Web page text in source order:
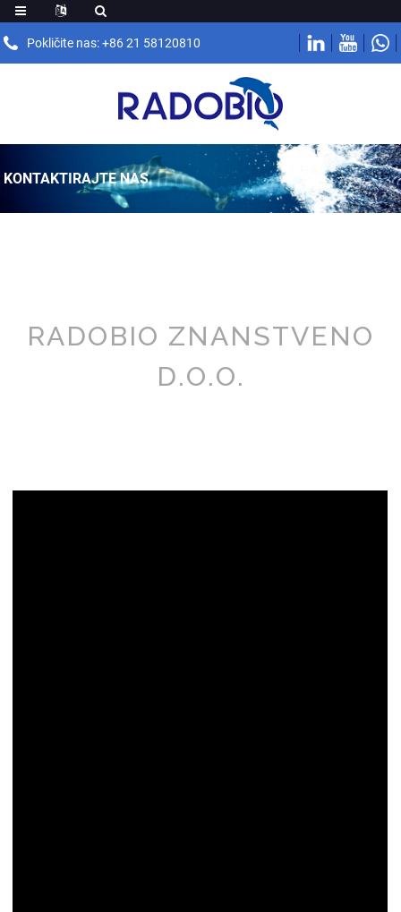
Pokličite nas: +86 21 58120810
KONTAKTIRAJTE NAS
RADOBIO ZNANSTVENO
D.O.O.